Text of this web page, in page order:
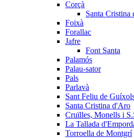
Corçà
Santa Cristina
Foixà
Forallac
Jafre
Font Santa
Palamós
Palau-sator
Pals
Parlavà
Sant Feliu de
Santa Cristina d'Aro
Cruïlles, Monells i
La Tallada
Torroella de Montgrí